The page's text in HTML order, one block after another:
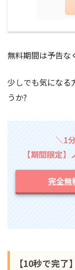
無料期間は予告な
少しでも気になる
うか?
＼1
【期間限定
完全
【10秒で完